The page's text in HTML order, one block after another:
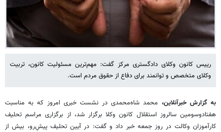
رییس کانون وکلای دادگستری مرکز گفت: مهم‌ترین مسئولیت کانون، تربیت
وکلای متخصص و توانمند برای دفاع از حقوق مردم است.
به گزارش خبرآنلاین، محمد شاه‌محمدی در نشست خبری امروز که به مناسبت
هفتادوسومین سالروز استقلال کانون وکلا برگزار شد، از برگزاری مراسم تحلیف
کارآموزان وکالت در روز جمعه خبر داد و گفت: در آیین تحلیف پیشِ‌رو، بیش از